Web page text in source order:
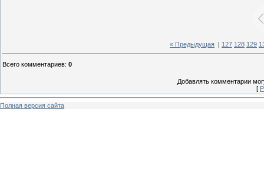
« Предыдущая 127 128 129
Всего комментариев: 0
Добавлять комментарии
[
Полная версия сайта